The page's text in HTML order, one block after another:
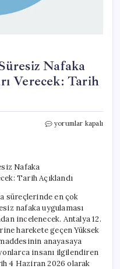
Nafaka
Verecek: Tarih
Anayasa
Kararı
Verecek:
Tarih
Açıklandı
için
yorumlar kapalı
süreçlerinde en çok
nafaka uygulaması
incelenecek. Antalya 12.
harekete geçen Yüksek
anayasaya
insanı ilgilendiren
4 Haziran 2026 olarak